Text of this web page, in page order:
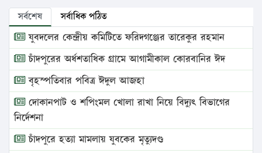
সর্বশেষ সর্বাধিক পঠিত
যুবদলের কেন্দ্রীয় কমিটিতে ফরিদগঞ্জের তারেকুর রহমান
চাঁদপুরের অর্ধশতাধিক গ্রামে আগামীকাল কোরবানির ঈদ
বৃহস্পতিবার পবিত্র ঈদুল আজহা
দোকানপাট ও শপিংমল খোলা রাখা নিয়ে বিদ্যুৎ বিভাগের
নির্দেশনা
চাঁদপুরে হত্যা মামলায় যুবকের মৃত্যুদণ্ড